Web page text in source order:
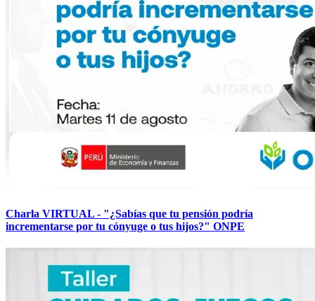
Charla VIRTUAL - "¿Sabías que tu pensión podría
incrementarse por tu cónyuge o tus hijos?" ONPE